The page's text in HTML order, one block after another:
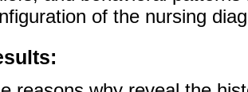
of the nursing